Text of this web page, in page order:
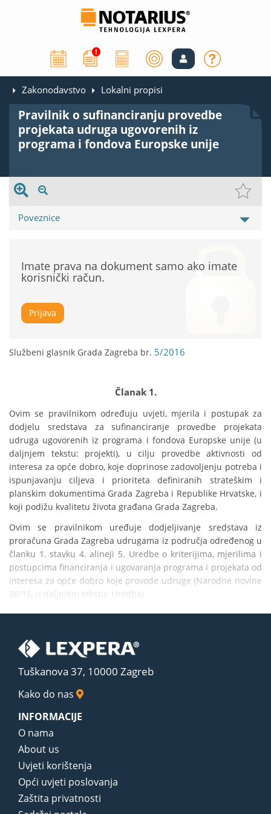
Zakonodavstvo Lokalni propisi
Pravilnik o sufinanciranju provedbe
projekata udruga ugovorenih iz
programa i fondova Europske unije
Poveznice
Imate prava na dokument samo ako imate
korisnički račun.
Prijava
Službeni glasnik Grada Zagreba br. 5/2016
Članak 1.
Ovim se pravilnikom određuju uvjeti, mjerila i postupak za
dodjelu sredstava za sufinanciranje provedbe projekata
udruga ugovorenih iz programa i fondova Europske unije (u
daljnjem tekstu: projekti), u cilju provedbe aktivnosti od
interesa za opće dobro, koje doprinose zadovoljenju potreba i
ispunjavanju ciljeva i prioriteta definiranih strateškim i
planskim dokumentima Grada Zagreba i Republike Hrvatske, i
koji podižu kvalitetu života građana Grada Zagreba.
Ovim se pravilnikom uređuje dodjeljivanje sredstava iz
proračuna Grada Zagreba udrugama iz područja određenog u
članku 1. stavku 4. alineji 5. Uredbe o kriterijima, mjerilima i
postupcima financiranja i ugovaranja programa i projekata od
interesa za opće dobro koje provode udruge (Narodne novine
26/15, u daljnjem tekstu: Uredba).
Tuškanova 37, 10000 Zagreb
Kako do nas
INFORMACIJE
O nama
About us
Uvjeti korištenja
Opći uvjeti poslovanja
Zaštita privatnosti